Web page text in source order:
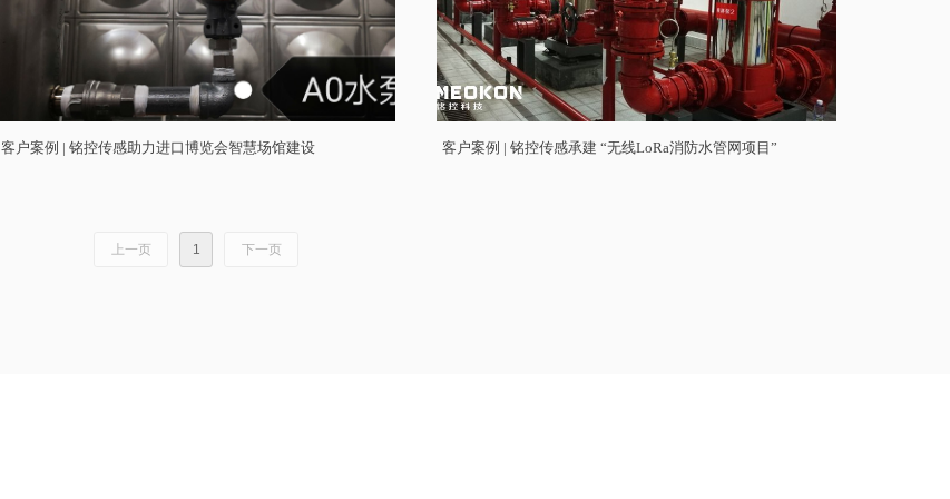
客户案例 | 铭控传感助力进口博览会智慧场馆建设 客户案例 | 铭控传感承建 “无线LoRa消防水管网项目”
上一页 1 下一页